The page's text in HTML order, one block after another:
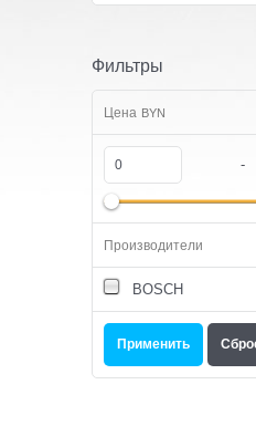
Фильтры
Цена BYN
-
Производители
BOSCH